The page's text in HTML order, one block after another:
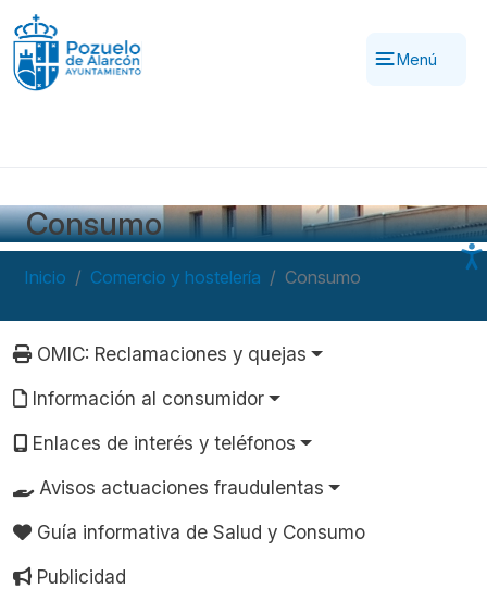
Pasar al contenido principal
Menú
Consumo
Inicio Comercio y hostelería Consumo
Navegación principal
OMIC: Reclamaciones y quejas
Información al consumidor
Enlaces de interés y teléfonos
Avisos actuaciones fraudulentas
Guía informativa de Salud y Consumo
Publicidad